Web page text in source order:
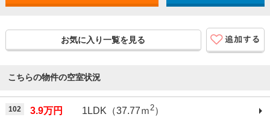
お気に入り一覧を見る
こちらの物件の空室状況
102 3.9万円 1LDK（37.77ｍ2）